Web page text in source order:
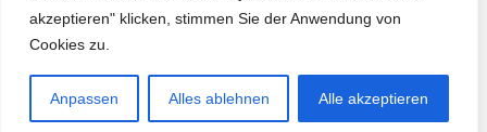
akzeptieren" klicken, stimmen Sie der Anwendung von
Cookies zu.
Anpassen Alles ablehnen Alle akzeptieren
Copyright © 2026Sportverein Wahlstedt- powered by
Datenschutz Kontakt Impressum